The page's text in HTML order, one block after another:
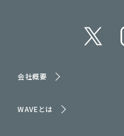
会社概要
WAVEとは